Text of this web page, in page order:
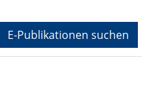
E-Publikationen suchen